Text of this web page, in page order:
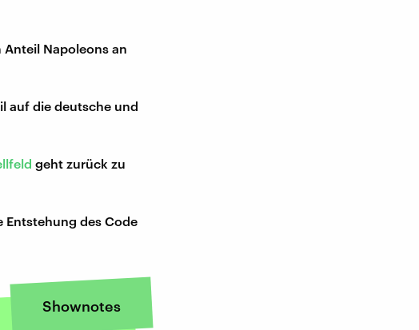
Napoleons an
auf die deutsche und
geht zurück zu
Entstehung des Code
Shownotes